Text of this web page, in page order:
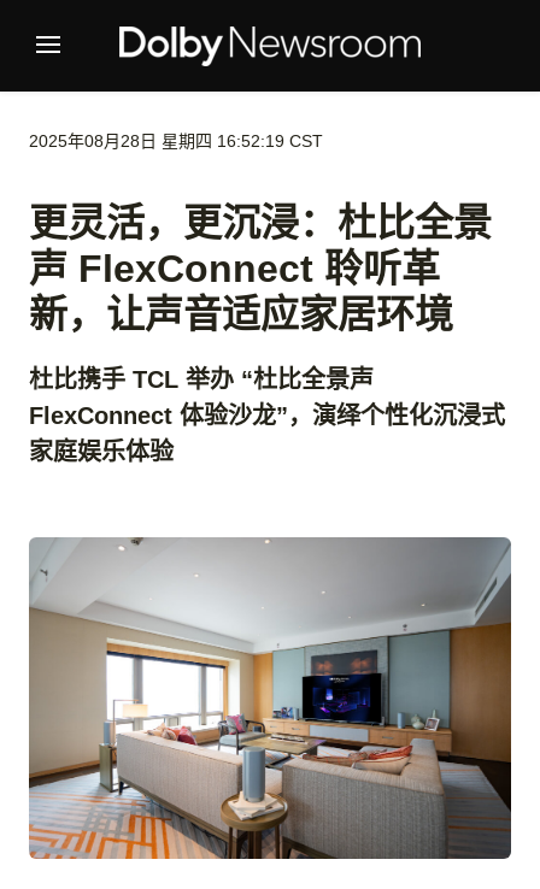
2025年08月28日 星期四 16:52:19 CST
更灵活，更沉浸：杜比全景
声 FlexConnect 聆听革
新，让声音适应家居环境
杜比携手 TCL 举办 “杜比全景声
FlexConnect 体验沙龙”，演绎个性化沉浸式
家庭娱乐体验
JPG